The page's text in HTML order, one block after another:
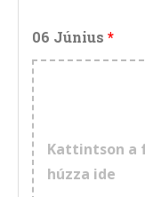
06 Június
Kattintson a
húzza ide